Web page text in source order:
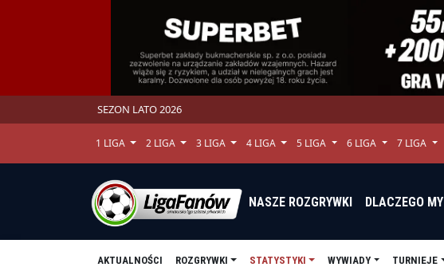
SEZON LATO 2026
1 LIGA 2 LIGA 3 LIGA 4 LIGA 5 LIGA 6 LIGA 7 LIGA
NASZE ROZGRYWKI DLACZEGO MY
AKTUALNOŚCI ROZGRYWKI STATYSTYKI WYWIADY TURNIEJE